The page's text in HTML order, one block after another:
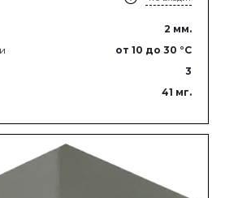
2 мм.
от 10 до 30 °C
3
41 мг.